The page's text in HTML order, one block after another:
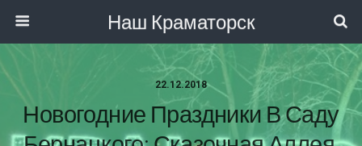
Наш Краматорск
22.12.2018
Новогодние Праздники В Саду